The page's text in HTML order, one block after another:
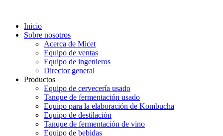
Inicio
Sobre nosotros
Acerca de Micet
Equipo de ventas
Equipo de ingenieros
Director general
Productos
Equipo de cervecería usado
Tanque de fermentación usado
Equipo para la elaboración de Kombucha
Equipo de destilación
Tanque de fermentación de vino
Equipo de bebidas